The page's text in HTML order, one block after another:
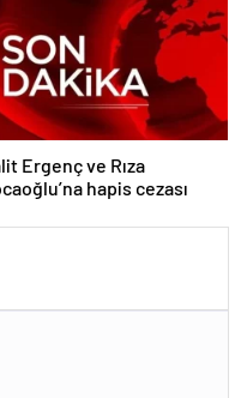
Ergenç ve Rıza
hapis cezası